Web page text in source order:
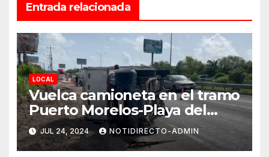
Entrada relacionada
LOCAL
Vuelca camioneta en el tramo
Puerto Morelos-Playa del
Carmen
JUL 24, 2024 NOTIDIRECTO-ADMIN